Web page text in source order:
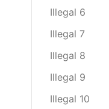
Illegal 6
Illegal 7
Illegal 8
Illegal 9
Illegal 10